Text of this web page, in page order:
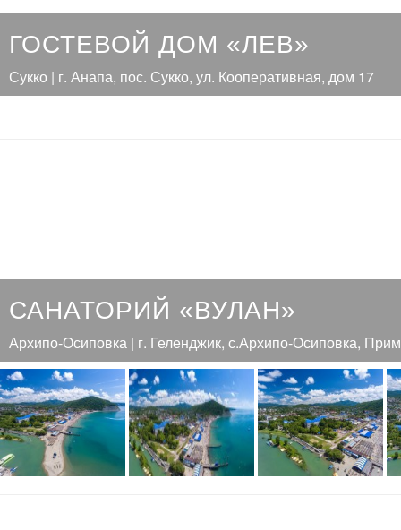
ГОСТЕВОЙ ДОМ «ЛЕВ»
Сукко | г. Анапа, пос. Сукко, ул. Кооперативная, дом 17
САНАТОРИЙ «ВУЛАН»
Архипо-Осиповка | г. Геленджик, с.Архипо-Осиповка,